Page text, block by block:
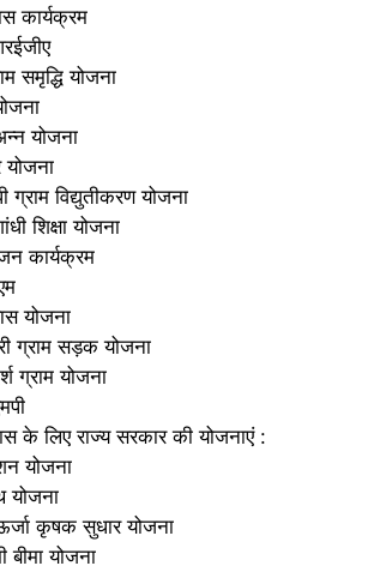
कार्यक्रम
समृद्धि योजना
योजना
ग्राम विद्युतीकरण योजना
शिक्षा योजना
कार्यक्रम
योजना
ग्राम सड़क योजना
ग्राम योजना
के लिए राज्य सरकार की योजनाएं :
योजना
योजना
कृषक सुधार योजना
योजना